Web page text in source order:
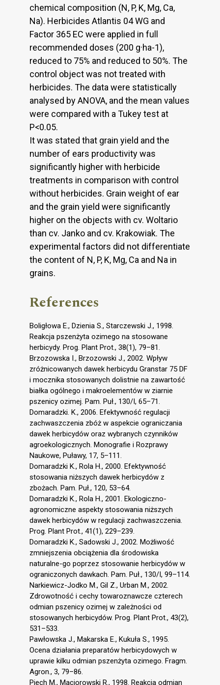
chemical composition (N, P, K, Mg, Ca,
Na). Herbicides Atlantis 04 WG and
Factor 365 EC were applied in full
recommended doses (200 g·ha-1),
reduced to 75% and reduced to 50%. The
control object was not treated with
herbicides. The data were statistically
analysed by ANOVA, and the mean values
were compared with a Tukey test at
P<0.05.
It was stated that grain yield and the
number of ears productivity was
significantly higher with herbicide
treatments in comparison with control
without herbicides. Grain weight of ear
and the grain yield were significantly
higher on the objects with cv. Woltario
than cv. Janko and cv. Krakowiak. The
experimental factors did not differentiate
the content of N, P, K, Mg, Ca and Na in
grains.
References
Boligłowa E., Dzienia S., Starczewski J., 1998.
Reakcja pszenżyta ozimego na stosowane
herbicydy. Prog. Plant Prot., 38(1), 79–81.
Brzozowska I., Brzozowski J., 2002. Wpływ
zróżnicowanych dawek herbicydu Granstar 75 DF
i mocznika stosowanych dolistnie na zawartość
białka ogólnego i makroelementów w ziarnie
pszenicy ozimej. Pam. Puł., 130/I, 65–71.
Domaradzki. K., 2006. Efektywność regulacji
zachwaszczenia zbóż w aspekcie ograniczania
dawek herbicydów oraz wybranych czynników
agroekologicznych. Monografie i Rozprawy
Naukowe, Puławy, 17, 5–111.
Domaradzki K., Rola H., 2000. Efektywność
stosowania niższych dawek herbicydów z
zbożach. Pam. Puł., 120, 53–64.
Domaradzki K., Rola H., 2001. Ekologiczno-
agronomiczne aspekty stosowania niższych
dawek herbicydów w regulacji zachwaszczenia.
Prog. Plant Prot., 41(1), 229–239.
Domaradzki K., Sadowski J., 2002. Możliwość
zmniejszenia obciążenia dla środowiska
naturalne-go poprzez stosowanie herbicydów w
ograniczonych dawkach. Pam. Puł., 130/I, 99–114.
Narkiewicz-Jodko M., Gil Z., Urban M., 2002.
Zdrowotność i cechy towaroznawcze czterech
odmian pszenicy ozimej w zależności od
stosowanych herbicydów. Prog. Plant Prot., 43(2),
531–533.
Pawłowska J., Makarska E., Kukuła S., 1995.
Ocena działania preparatów herbicydowych w
uprawie kilku odmian pszenżyta ozimego. Fragm.
Agron., 3, 79–86.
Piech M., Maciorowski R., 1998. Reakcja odmian